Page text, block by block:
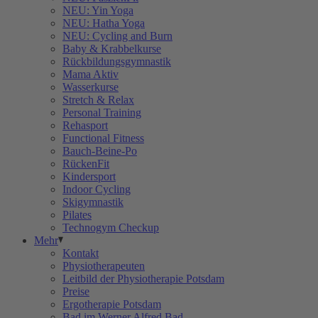
NEU: Yin Yoga
NEU: Hatha Yoga
NEU: Cycling and Burn
Baby & Krabbelkurse
Rückbildungsgymnastik
Mama Aktiv
Wasserkurse
Stretch & Relax
Personal Training
Rehasport
Functional Fitness
Bauch-Beine-Po
RückenFit
Kindersport
Indoor Cycling
Skigymnastik
Pilates
Technogym Checkup
Mehr
Kontakt
Physiotherapeuten
Leitbild der Physiotherapie Potsdam
Preise
Ergotherapie Potsdam